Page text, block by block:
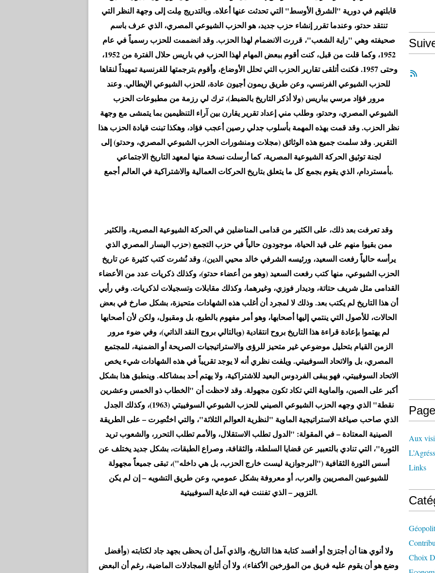
قابلتهم في دورية "الشرق الأوسط" التي تحدثت عنها أعلاه. وبالتدريج مِلت إلى وجهة النظر التي
تنتقد حدتو، وعندما تقرر إنشاء حزب جديد، هو الحزب الشيوعي المصري، الذي عرف باسم
صحيفته وهي "راية الشعب"، قررت الانضمام لهذا الحزب. وقد انضممت للحزب رسمياً في عام
1952، وكما قلت من قبل، كنت أقوم ببعض المهام لهذا الحزب في باريس حلال الفترة من 1952،
وحتى 1957. فكنت أتلقى تقارير الحزب التي تحلل الأوضاع، وأقوم بترجمتها للفرنسية تمهيداً لنقاها
للحزب الشيوعي الفرنسي، وعن طريق ريمون أجيون عادة، للحزب الشيوعي الإيطالي. وعند
مرور فؤاد مرسي بباريس (ولا أذكر التاريخ بالضبط)، ترك لي رزمة من مطبوعات الحزب
الشيوعي المصري، وحدتو، وطلب مني إعداد تقرير يقارن بين آراء التنظيمين بما يتمشى مع وجهة
نظر الحزب. وقد قمت بهذه المهمة بأسلوب جدلي رصين أعجب فؤاد، وهكذا تبنت قيادة الحزب هذا
التقرير. وقد سلمت جميع هذه الوثائق (مجلات ومنشورات الحزب الشيوعي المصري، وحدتو) إلى
لجنة توثيق الحركة الشيوعية المصرية، كما أرسلت نسخة منها لمعهد التاريخ الاجتماعي
بأمستردام، الذي يقوم بجمع كل ما يتعلق بتاريخ الحركات العمالية والاشتراكية في العالم أجمع.
وقد تعرفت بعد ذلك، على الكثير من قدامى المناضلين في الحركة الشيوعية المصرية، والكثير
ممن بقيوا منهم على قيد الحياة، موجودون حالياً في حزب التجمع (حزب اليسار المصري الذي
يرأسه حالياً رفعت السعيد، ورئيسه الشرفي خالد محيي الدين). وقد نُشرت كتب كثيرة عن تاريخ
الحزب الشيوعي، منها كتب رفعت السعيد (وهو من أعضاء حدتو)، وكذلك ذكريات عدد من الأعضاء
القدامى مثل شريف حتاتة، وديدار فوزي، وغيرهما، وكذلك مقابلات وتسجيلات لذكريات. وفي رأيي
أن هذا التاريخ لم يكتب بعد. وذلك لا لمجرد أن أغلب هذه الشهادات متحيزة، بشكل صارخ في بعض
الحالات، للأصول التي ينتمي إليها أصحابها، وهو أمر مفهوم بالطبع، بل ومقبول، ولكن لأن أصحابها
لم يهتموا بإعادة قراءة هذا التاريخ بروح انتقادية (وبالتالي بروح النقد الذاتي)، وفي ضوء مرور
الزمن القيام بتحليل موضوعي غير متحيز للرؤى والاستراتيجيات الصريحة أو الضمنية، للمجتمع
المصري، بل والاتحاد السوفييتي. ويلفت نظري أنه لا يوجد تقريباً في هذه الشهادات شيء يخص
الاتحاد السوفييتي، فهو يبقى الفردوس البعيد للاشتراكية، ولا يهتم أحد بمشاكله. وينطبق هذا بشكل
أكبر على الصين، والماوية التي تكاد تكون مجهولة. وقد لاحظت أن "الخطاب ذو الخمس وعشرين
نقطة" الذي وجهه الحزب الشيوعي الصيني للحزب الشيوعي السوفييتي (1963)، وكذلك الجدل
الذي صاحب صياغة الاستراتيجية الماوية "لنظرية العوالم الثلاثة"، والتي اختُصِرت – على الطريقة
الصينية المعتادة – في المقولة: "الدول تطلب الاستقلال، والأمم تطلب التحرر، والشعوب تريد
الثورة"، التي تنادي بالتعبير عن قضايا السلطة، والثقافة، وصراع الطبقات، بشكل جديد يختلف عن
أسس الثورة الثقافية ("البرجوازية ليست خارج الحزب، بل هي داخله")، تبقى جميعاً مجهولة
للشيوعيين المصريين والعرب، أو معروفة بشكل عمومي، وعن طريق التشويه – إن لم يكن
التزوير – الذي تفننت فيه الدعاية السوفييتية.
ولا أنوي هنا أن أجتزئ أو أفسد كتابة هذا التاريخ، والذي آمل أن يحظى بجهد جاد لكتابته (وأفضل
وضع هو أن يقوم عليه فريق من المؤرخين الأكفاء)، ولا أن أتابع المجادلات الماضية، رغم أن البعض
Aux
Links
Choix